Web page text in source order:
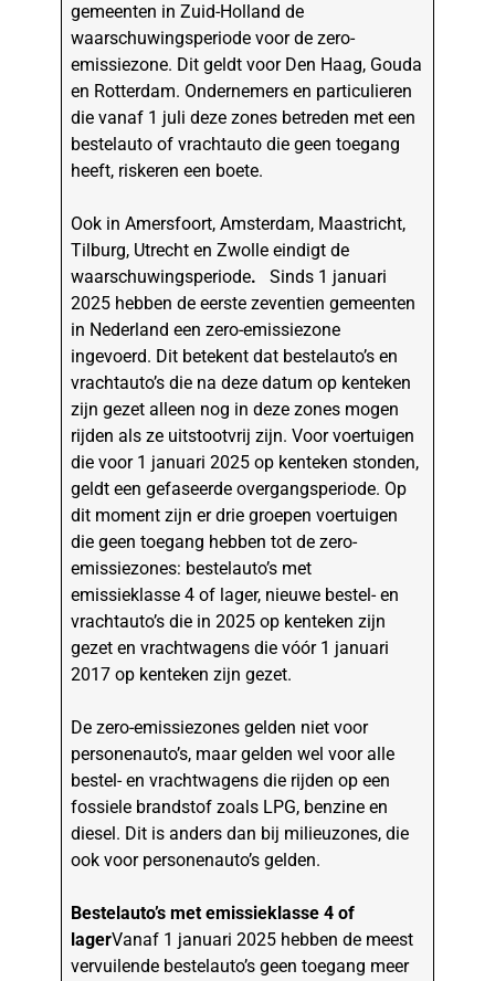
gemeenten in Zuid-Holland de
waarschuwingsperiode voor de zero-
emissiezone. Dit geldt voor Den Haag, Gouda
en Rotterdam. Ondernemers en particulieren
die vanaf 1 juli deze zones betreden met een
bestelauto of vrachtauto die geen toegang
heeft, riskeren een boete.
Ook in Amersfoort, Amsterdam, Maastricht,
Tilburg, Utrecht en Zwolle eindigt de
waarschuwingsperiode. Sinds 1 januari
2025 hebben de eerste zeventien gemeenten
in Nederland een zero-emissiezone
ingevoerd. Dit betekent dat bestelauto’s en
vrachtauto’s die na deze datum op kenteken
zijn gezet alleen nog in deze zones mogen
rijden als ze uitstootvrij zijn. Voor voertuigen
die voor 1 januari 2025 op kenteken stonden,
geldt een gefaseerde overgangsperiode. Op
dit moment zijn er drie groepen voertuigen
die geen toegang hebben tot de zero-
emissiezones: bestelauto’s met
emissieklasse 4 of lager, nieuwe bestel- en
vrachtauto’s die in 2025 op kenteken zijn
gezet en vrachtwagens die vóór 1 januari
2017 op kenteken zijn gezet.
De zero-emissiezones gelden niet voor
personenauto’s, maar gelden wel voor alle
bestel- en vrachtwagens die rijden op een
fossiele brandstof zoals LPG, benzine en
diesel. Dit is anders dan bij milieuzones, die
ook voor personenauto’s gelden.
Bestelauto’s met emissieklasse 4 of
lagerVanaf 1 januari 2025 hebben de meest
vervuilende bestelauto’s geen toegang meer